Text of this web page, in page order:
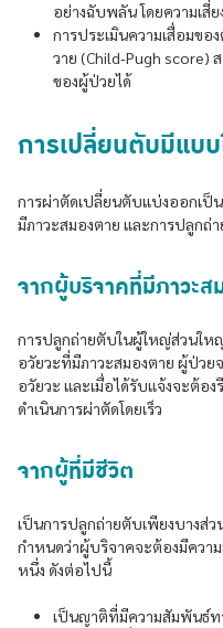
อย่างฉับพลัน โดยความเสี่
การประเมินความเสื่อมข
วาย (Child-Pugh score)
ของผู้ป่วยได้
การเปลี่ยนตับมีแบบ
การผ่าตัดเปลี่ยนตับแบ่งออกเป็
มีภาวะสมองตาย และการปลูกถ่
จากผู้บริจาคที่มีภาวะส
การปลูกถ่ายตับในผู้ใหญ่ส่วนให
อวัยวะที่มีภาวะสมองตาย ผู้ป่ว
อวัยวะ และเมื่อได้รับแจ้งจะต้อ
ดำเนินการผ่าตัดโดยเร็ว
จากผู้ที่มีชีวิต
เป็นการปลูกถ่ายตับเพียงบางส่
กำหนดว่าผู้บริจาคจะต้องมีควา
หนึ่ง ดังต่อไปนี้
เป็นญาติที่มีความสัมพันธ์ท